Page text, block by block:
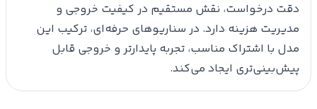
دقت درخواست، نقش مستقیم در کیفیت خروجی و
مدیریت هزینه دارد. در سناریوهای حرفه‌ای، ترکیب این
مدل با اشتراک مناسب، تجربه پایدارتر و خروجی قابل
پیش‌بینی‌تری ایجاد می‌کند.